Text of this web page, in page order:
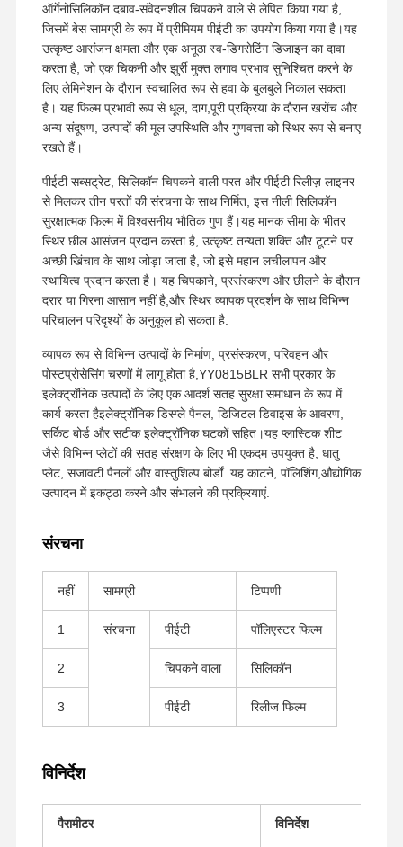
ऑर्गेनोसिलिकॉन दबाव-संवेदनशील चिपकने वाले से लेपित किया गया है,
जिसमें बेस सामग्री के रूप में प्रीमियम पीईटी का उपयोग किया गया है।यह
उत्कृष्ट आसंजन क्षमता और एक अनूठा स्व-डिगसेटिंग डिजाइन का दावा
करता है, जो एक चिकनी और झुर्री मुक्त लगाव प्रभाव सुनिश्चित करने के
लिए लेमिनेशन के दौरान स्वचालित रूप से हवा के बुलबुले निकाल सकता
है। यह फिल्म प्रभावी रूप से धूल, दाग,पूरी प्रक्रिया के दौरान खरोंच और
अन्य संदूषण, उत्पादों की मूल उपस्थिति और गुणवत्ता को स्थिर रूप से बनाए
रखते हैं।
पीईटी सब्सट्रेट, सिलिकॉन चिपकने वाली परत और पीईटी रिलीज़ लाइनर
से मिलकर तीन परतों की संरचना के साथ निर्मित, इस नीली सिलिकॉन
सुरक्षात्मक फिल्म में विश्वसनीय भौतिक गुण हैं।यह मानक सीमा के भीतर
स्थिर छील आसंजन प्रदान करता है, उत्कृष्ट तन्यता शक्ति और टूटने पर
अच्छी खिंचाव के साथ जोड़ा जाता है, जो इसे महान लचीलापन और
स्थायित्व प्रदान करता है। यह चिपकाने, प्रसंस्करण और छीलने के दौरान
दरार या गिरना आसान नहीं है,और स्थिर व्यापक प्रदर्शन के साथ विभिन्न
परिचालन परिदृश्यों के अनुकूल हो सकता है.
व्यापक रूप से विभिन्न उत्पादों के निर्माण, प्रसंस्करण, परिवहन और
पोस्टप्रोसेसिंग चरणों में लागू होता है,YY0815BLR सभी प्रकार के
इलेक्ट्रॉनिक उत्पादों के लिए एक आदर्श सतह सुरक्षा समाधान के रूप में
कार्य करता हैइलेक्ट्रॉनिक डिस्प्ले पैनल, डिजिटल डिवाइस के आवरण,
सर्किट बोर्ड और सटीक इलेक्ट्रॉनिक घटकों सहित।यह प्लास्टिक शीट
जैसे विभिन्न प्लेटों की सतह संरक्षण के लिए भी एकदम उपयुक्त है, धातु
प्लेट, सजावटी पैनलों और वास्तुशिल्प बोर्डों. यह काटने, पॉलिशिंग,औद्योगिक
उत्पादन में इकट्ठा करने और संभालने की प्रक्रियाएं.
संरचना
नहीं सामग्री टिप्पणी
1 संरचना पीईटी पॉलिएस्टर फिल्म
2 चिपकने वाला सिलिकॉन
3 पीईटी रिलीज फिल्म
विनिर्देश
पैरामीटर विनिर्देश